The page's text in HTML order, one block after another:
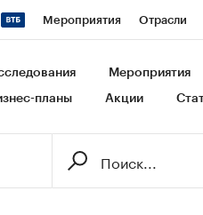
Мероприятия Отрасли
Франшизы Газета
Мероприятия
планы Акции